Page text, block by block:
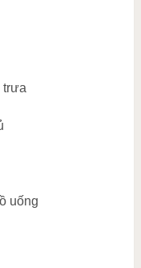
trưa
uống